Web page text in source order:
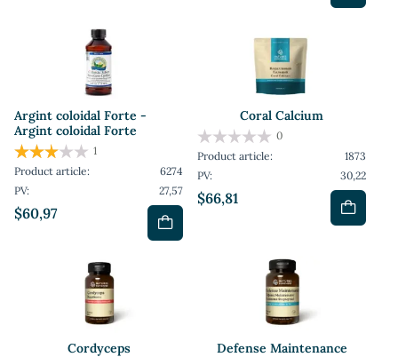
Argint coloidal Forte -
Argint coloidal Forte
$60,97
1
Product article:
6274
PV:
27,57
Coral Calcium
$66,81
0
Product article:
1873
PV:
30,22
Cordyceps Defense Maintenance